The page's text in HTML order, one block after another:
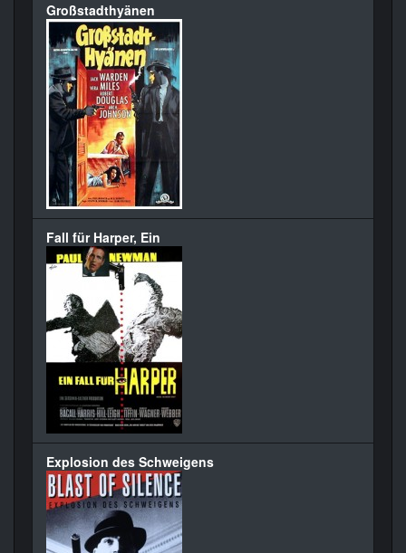
Großstadthyänen
Fall für Harper, Ein
Explosion des Schweigens